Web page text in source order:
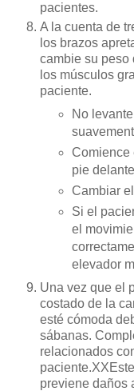
pacientes.
A la cuenta de
los brazos
cambie su peso
los músculos
paciente.
No
Comience
pie
Cambiar
Si el
el
elevador
Una vez que el
costado de la
esté cómoda
sábanas.
relacionados
previene daños